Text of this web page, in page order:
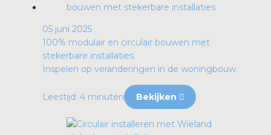
05 juni 2025
100% modulair en circulair bouwen met
stekerbare installaties
Inspelen op veranderingen in de woningbouw.
Leestijd: 4 minuten Bekijken